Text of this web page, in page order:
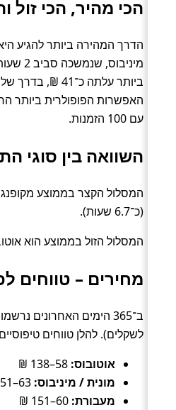
הכי מהיר, הכי זול
הדרך המהירה ביותר להגיע
ביותר עלתה כ־41
האפשרות הפופולרית ביותר
עם 100 הזמנות.
השוואה בין סוגי
המסלול הקצר בממוצע
(כ־6.7 שעות).
המסלול הזול בממוצע הוא אוטובוס
מחירים – טווחים
ב־365 הימים האחרונים
לשקלים). להלן טווחים
אוטובוס:
מונית / מיניבוס:
מעבורת: